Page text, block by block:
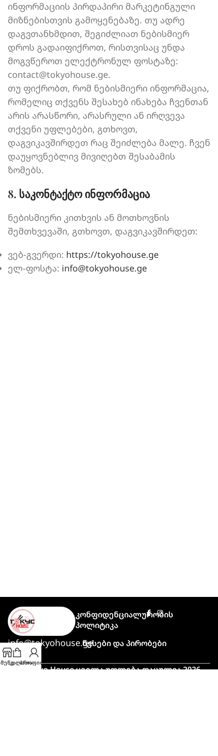
ინფორმაციის პირდაპირი მარკეტინგული
მიზნებისთვის გამოყენებაზე. თუ ადრე
დაგვთანხმდით, შეგიძლიათ ნებისმიერ
დროს გადაიფიქროთ, რისთვისაც უნდა
მოგვწეროთ ელექტრონულ ფოსტაზე:
contact@tokyohouse.ge.
თუ ფიქრობთ, რომ ნებისმიერი ინფორმაცია,
რომელიც თქვენს შესახებ ინახება ჩვენთან
არის არასწორი, არასრული ან ირღვევა
თქვენი უფლებები, გთხოვთ,
დაგვიკავშირდეთ რაც შეიძლება მალე. ჩვენ
დაუყოვნებლივ მივიღებთ შესაბამის
ზომებს.
8. საკონტაქტო ინფორმაცია
ნებისმიერი კითხვის ან მოთხოვნის
შემთხვევაში, გთხოვთ, დაგვიკავშირდეთ:
ვებ-გვერდი: https://tokyohouse.ge
ელ-ფოსტა: info@tokyohouse.ge
info@tokyohouse.ge
Კონფიდენციალურობის
Პოლიტიკა
Წესები Და Პირობები
© Tokyo House ყველა უფლება დაცულია 2026
მენუკალათა
პროფილი